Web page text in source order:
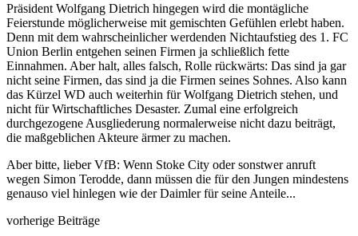
Präsident Wolfgang Dietrich hingegen wird die montägliche
Feierstunde möglicherweise mit gemischten Gefühlen erlebt haben.
Denn mit dem wahrscheinlicher werdenden Nichtaufstieg des 1. FC
Union Berlin entgehen seinen Firmen ja schließlich fette
Einnahmen. Aber halt, alles falsch, Rolle rückwärts: Das sind ja gar
nicht seine Firmen, das sind ja die Firmen seines Sohnes. Also kann
das Kürzel WD auch weiterhin für Wolfgang Dietrich stehen, und
nicht für Wirtschaftliches Desaster. Zumal eine erfolgreich
durchgezogene Ausgliederung normalerweise nicht dazu beiträgt,
die maßgeblichen Akteure ärmer zu machen.
Aber bitte, lieber VfB: Wenn Stoke City oder sonstwer anruft
wegen Simon Terodde, dann müssen die für den Jungen mindestens
genauso viel hinlegen wie der Daimler für seine Anteile...
vorherige Beiträge